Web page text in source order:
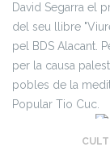
David Segarra el
del seu llibre
pel BDS Alacant.
per la causa
pobles de la
Popular Tio Cuc.